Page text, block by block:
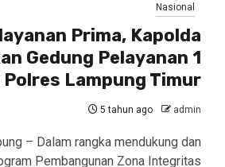
Nasional
Prima, Kapolda
Gedung Pelayanan 1
Lampung Timur
5 tahun ago admin
– Dalam rangka mendukung dan
Pembangunan Zona Integritas